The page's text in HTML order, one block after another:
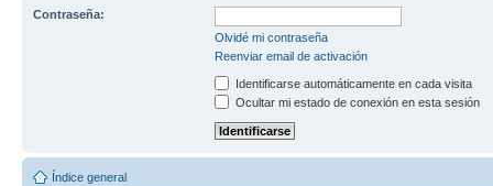
Contraseña:
Olvidé mi contraseña
Reenviar email de activación
Identificarse automáticamente en cada visita
Ocultar mi estado de conexión en esta sesión
Índice general